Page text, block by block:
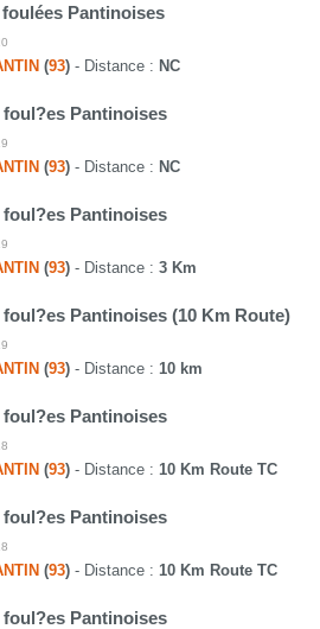
foulées Pantinoises
(93) - Distance : NC
foul?es Pantinoises
(93) - Distance : NC
foul?es Pantinoises
(93) - Distance : 3 Km
foul?es Pantinoises (10 Km Route)
(93) - Distance : 10 km
foul?es Pantinoises
(93) - Distance : 10 Km Route TC
foul?es Pantinoises
(93) - Distance : 10 Km Route TC
foul?es Pantinoises